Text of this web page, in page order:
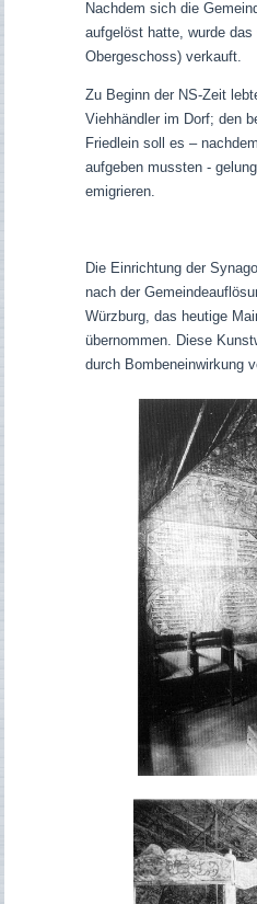
Nachdem sich die
aufgelöst hatte, wurde
Obergeschoss) verkauft.
Zu Beginn der NS-Zeit
Viehhändler im Dorf; den
Friedlein soll es –
aufgeben mussten -
emigrieren.
Die Einrichtung der
nach der
Würzburg, das heutige
übernommen. Diese
durch Bombeneinwirkung